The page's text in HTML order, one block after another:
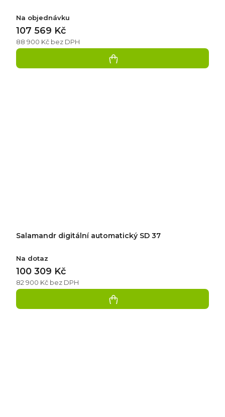
Na objednávku
88 900 Kč bez DPH
107 569 Kč
Salamandr digitální automatický SD 37
Na dotaz
82 900 Kč bez DPH
100 309 Kč